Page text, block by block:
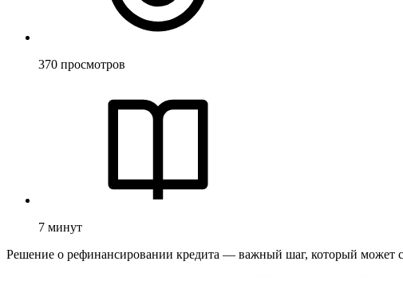
370 просмотров
7 минут
Решение о рефинансировании кредита — важный шаг, который может